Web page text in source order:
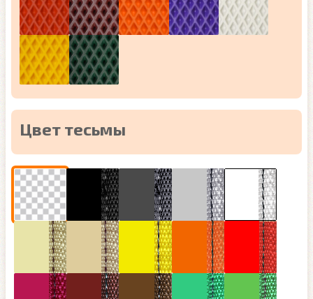
Цвет тесьмы